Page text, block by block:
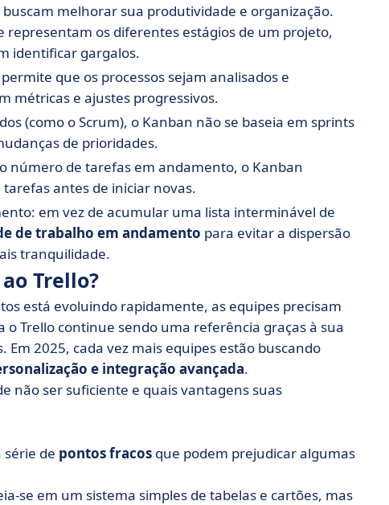
melhorar sua produtividade e organização.
representam os diferentes estágios de um projeto,
identificar gargalos.
que os processos sejam analisados e
métricas e ajustes progressivos.
(como o Scrum), o Kanban não se baseia em sprints
de prioridades.
número de tarefas em andamento, o Kanban
antes de iniciar novas.
em vez de acumular uma lista interminável de
de trabalho em andamento para evitar a dispersão
tranquilidade.
Trello?
está evoluindo rapidamente, as equipes precisam
o Trello continue sendo uma referência graças à sua
2025, cada vez mais equipes estão buscando
e integração avançada.
não ser suficiente e quais vantagens suas
de pontos fracos que podem prejudicar algumas
se em um sistema simples de tabelas e cartões, mas